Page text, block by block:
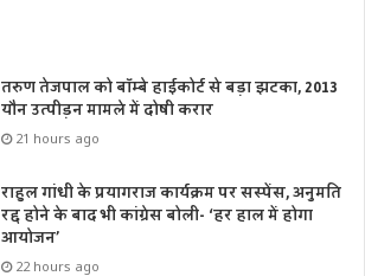
तरुण तेजपाल को बॉम्बे हाईकोर्ट से बड़ा झटका, 2013
यौन उत्पीड़न मामले में दोषी करार
21 hours ago
राहुल गांधी के प्रयागराज कार्यक्रम पर सस्पेंस, अनुमति
रद्द होने के बाद भी कांग्रेस बोली- ‘हर हाल में होगा
आयोजन’
22 hours ago